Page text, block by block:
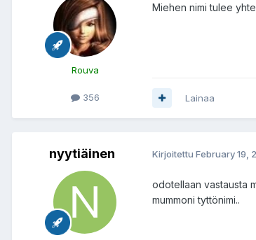
Rouva
356
Miehen nimi tulee
Lainaa
nyytiäinen Kirjoitettu February 19,
odotellaan vastausta
mummoni tyttönimi..